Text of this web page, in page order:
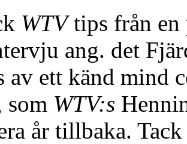
WTVtips från en
ang. det
av ett känd mind
som WTV:s
år tillbaka.